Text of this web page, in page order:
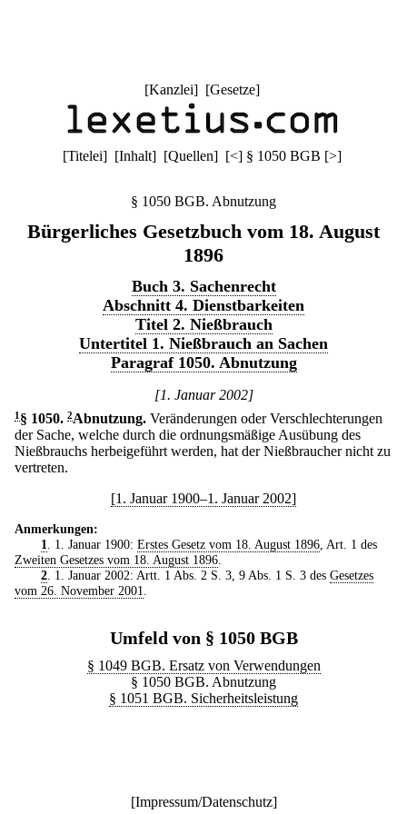
[Kanzlei] [Gesetze]
[Titelei] [Inhalt] [Quellen] [<] § 1050 BGB [>]
§ 1050 BGB. Abnutzung
Bürgerliches Gesetzbuch vom 18. August
1896
Buch 3. Sachenrecht
Abschnitt 4. Dienstbarkeiten
Titel 2. Nießbrauch
Untertitel 1. Nießbrauch an Sachen
Paragraf 1050. Abnutzung
[1. Januar 2002]
1 § 1050. 2Abnutzung. Veränderungen oder Verschlechterungen
der Sache, welche durch die ordnungsmäßige Ausübung des
Nießbrauchs herbeigeführt werden, hat der Nießbraucher nicht zu
vertreten.
[1. Januar 1900–1. Januar 2002]
Anmerkungen:
1
. 1. Januar 1900: Erstes Gesetz vom 18. August 1896, Art. 1 des
Zweiten Gesetzes vom 18. August 1896
2. 1. Januar 2002: Artt. 1 Abs. 2 S. 3, 9 Abs. 1 S. 3 des Gesetzes
vom 26. November 2001
Umfeld von § 1050 BGB
§ 1049 BGB. Ersatz von Verwendungen
§ 1050 BGB. Abnutzung
§ 1051 BGB. Sicherheitsleistung
[Impressum/Datenschutz]